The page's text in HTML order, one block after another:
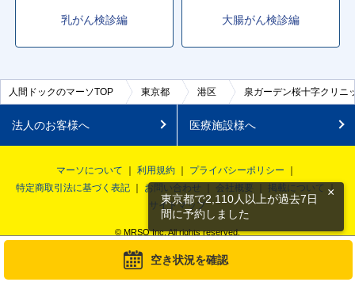
空き状況を確認
乳がん検診編 大腸がん検診編
人間ドックのマーソTOP 東京都 港区 泉ガーデン桜十字クリニ
法人のお客様へ 医療施設様へ
マーソについて 利用規約
プライバシーポリシー
特定商取引法に基づく表記
お問い合わせ 会社概要
掲載について
サイトマップ
© MRSO Inc. All rights reserved.
東京都で2,110人以上が過去7日
間に予約しました
×